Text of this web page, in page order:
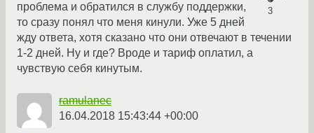
3
проблема и обратился в службу поддержки,
то сразу понял что меня кинули. Уже 5 дней
жду ответа, хотя сказано что они отвечают в течении
1-2 дней. Ну и где? Вроде и тариф оплатил, а
чувствую себя кинутым.
ramulanec
16.04.2018 15:43:44 +00:00